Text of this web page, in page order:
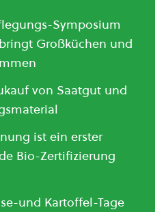
Symposium
Großküchen und
von Saatgut und
ist ein erster
Bio-Zertifizierung
und Kartoffel-Tage